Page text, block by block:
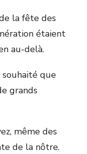
la fête des
étaient
au-delà.
souhaité que
grands
même des
de la nôtre.